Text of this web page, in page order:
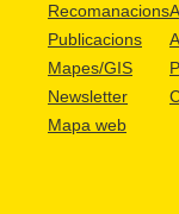
Recomanacions
Publicacions
Mapes/GIS
Newsletter
Mapa web